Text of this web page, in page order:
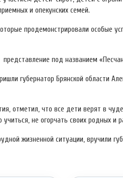
и опекунских семей.
продемонстрировали особые
под названием
губернатор Брянской области
отметил, что все дети верят в
не огорчать своих родных
жизненной ситуации, вручили